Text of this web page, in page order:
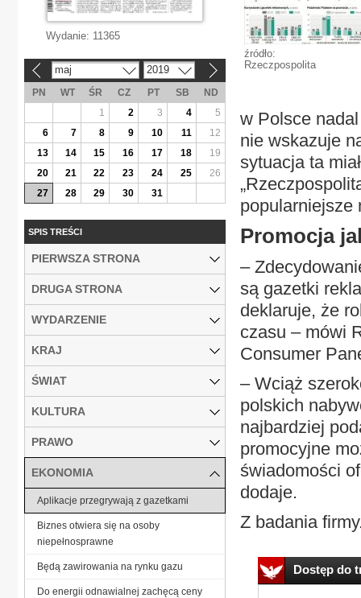
źródło:
Rzeczpospolita
w Polsce
nie wskazuje
sytuacja ta
popularniejsze
Promocja
–
są gazetki
deklaruje, że
czasu – mówi
Consumer
– Wciąż
polskich
najbardziej
promocyjne
świadomości
dodaje.
Z badania
Dostęp do
Wydanie: 11365
maj 2019
PN WT ŚR CZ PT SB
ND
1
2 3 4
5
6
7 8 9 10 11
12
13
14 15 16 17 18
19
20
21 22 23 24 25
26
27
28 29 30 31
SPIS TREŚCI
PIERWSZA STRONA
DRUGA STRONA
WYDARZENIE
KRAJ
ŚWIAT
KULTURA
PRAWO
EKONOMIA
Aplikacje przegrywają z gazetkami
Biznes otwiera się na osoby
niepełnosprawne
Będą zawirowania na rynku gazu
Do energii odnawialnej zachęcą ceny